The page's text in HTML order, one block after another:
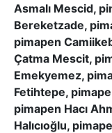
Asmalı Mescid,
Bereketzade,
pimapen
Çatma Mescit,
Emekyemez,
Fetihtepe,
pimapen Hacı
Halıcıoğlu,